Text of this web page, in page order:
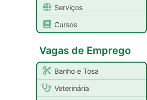
Serviços
Cursos
Vagas de Emprego
Banho e Tosa
Veterinária